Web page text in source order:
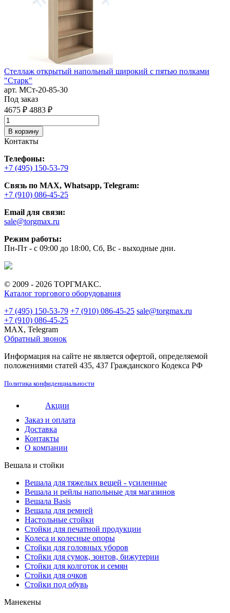
Стеллаж открытый напольный широкий с пятью полками
"Старк"
арт. MСт-20-85-30
Под заказ
4675 ₽ 4883 ₽
В корзину
Контакты
Телефоны:
+7 (495) 150-53-79
Связь по MAX, Whatsapp, Telegram:
+7 (910) 086-45-25
Email для связи:
sale@torgmax.ru
Режим работы:
Пн-Пт - с 09:00 до 18:00, Сб, Вс - выходные дни.
© 2009 - 2026 ТОРГМАКС.
Каталог торгового оборудования
+7 (495) 150-53-79 +7 (910) 086-45-25 sale@torgmax.ru
+7 (910) 086-45-25
MAX, Telegram
Обратный звонок
Информация на сайте не является офертой, определяемой
положениями статей 435, 437 Гражданского Кодекса РФ
Политика конфиденциальности
Акции
Заказ и оплата
Доставка
Контакты
О компании
Вешала и стойки
Вешала для тяжелых вещей - усиленные
Вешала и рейлы напольные для магазинов
Вешала Basis
Вешала для ремней
Настольные стойки
Стойки для печатной продукции
Колеса и колесные опоры
Стойки для головных уборов
Стойки для сумок, зонтов, бижутерии
Стойки для колготок и семян
Стойки для очков
Стойки под обувь
Манекены